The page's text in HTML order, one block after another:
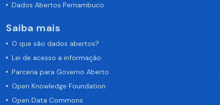
Dados Abertos Pernambuco
Saiba mais
O que são dados abertos?
Lei de acesso a informação
Parceria para Governo Aberto
Open Knowledge Foundation
Open Data Commons